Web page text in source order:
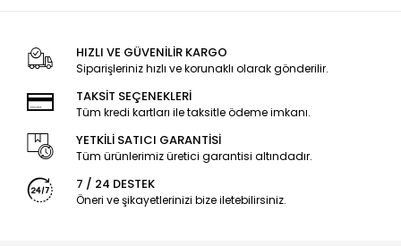
HIZLI VE GÜVENİLİR KARGO
Siparişleriniz hızlı ve korunaklı olarak gönderilir.
TAKSİT SEÇENEKLERİ
Tüm kredi kartları ile taksitle ödeme imkanı.
YETKİLİ SATICI GARANTİSİ
Tüm ürünlerimiz üretici garantisi altındadır.
7 / 24 DESTEK
Öneri ve şikayetlerinizi bize iletebilirsiniz.